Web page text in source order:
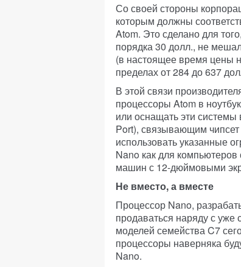
Со своей стороны
которым должны
Atom. Это сделано для
порядка 30 долл., не
(в настоящее время цены
пределах от 284 до 637
В этой связи
процессоры Atom в
или оснащать эти
Port), связывающим
использовать указанные
Nano как для
машин с 12-дюймовыми
Не вместо, а вместе
Процессор Nano,
продаваться наряду с
моделей семейства C7
процессоры наверняка
Nano.